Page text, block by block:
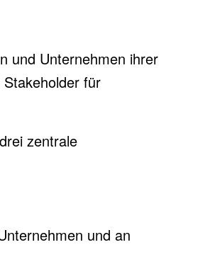
und Unternehmen ihrer
für
zentrale
und an